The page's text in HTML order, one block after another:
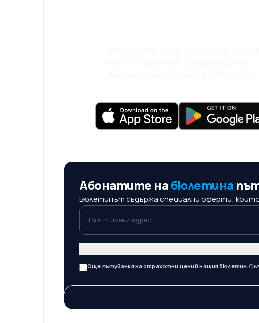
Абонатите набюлетина
Бюлетинът съдържа специални оферти,
Твоят имейл адрес
Още пътувания на страхотни цени в нашия бюлетин.